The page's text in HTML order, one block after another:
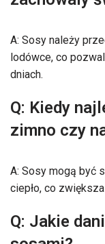
A: Sosy należy
lodówce, co
dniach.
Q: Kiedy
zimno czy
A: Sosy mogą być
ciepło, co
Q: Jakie